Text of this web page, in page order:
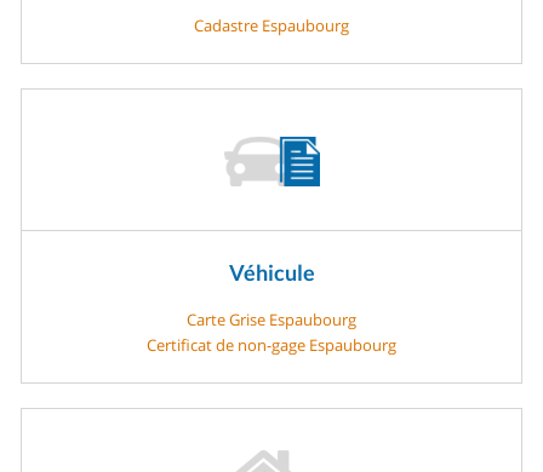
Cadastre Espaubourg
Véhicule
Carte Grise Espaubourg
Certificat de non-gage Espaubourg